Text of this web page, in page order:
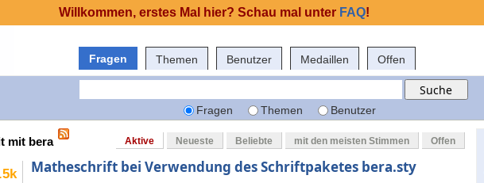
Fragen Themen Benutzer Medaillen Offen
Fragen Themen Benutzer
mit bera Aktive Neueste Beliebte mit den meisten Stimmen Offen
Matheschrift bei Verwendung des Schriftpaketes bera.sty
Willkommen, erstes Mal hier? Schau mal unter FAQ!